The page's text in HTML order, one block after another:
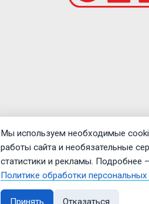
Мы используем необходимые
работы сайта и необязательные
статистики и рекламы. Подробнее
Политике обработки
Принять Отказаться